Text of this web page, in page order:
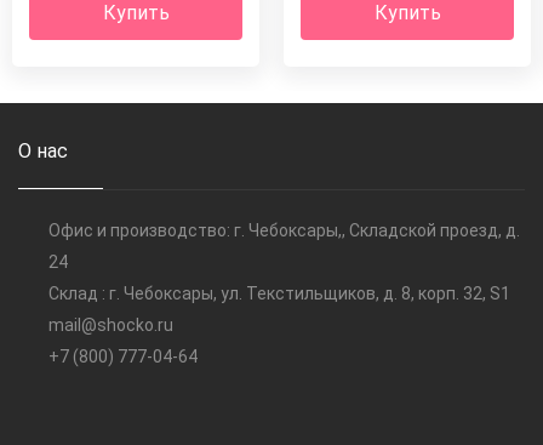
Купить Купить
О нас
Офис и производство: г. Чебоксары,, Складской проезд, д.
24
Склад : г. Чебоксары, ул. Текстильщиков, д. 8, корп. 32, S1
mail@shocko.ru
+7 (800) 777-04-64